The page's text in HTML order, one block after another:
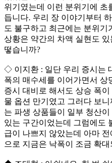
위기였는데 이런 분위기에 초
듭니다. 우리 장 이야기부터
도 불구하고 최근에는 분위기
상황은 약간의 차액 실현도
떻습니까?
◇ 이지환 : 일단 우리 증시는
폭의 매수세를 이어가면서 상
증시 대비로 해서도 상승 폭
물 옵션 만기였고 그러다 보
는 파생 상품들이 일부 청산
있는 구간이었는데 그럼에도
급이 나쁘지 않았는데 아마
으로 지금은 낙폭이 조금 확